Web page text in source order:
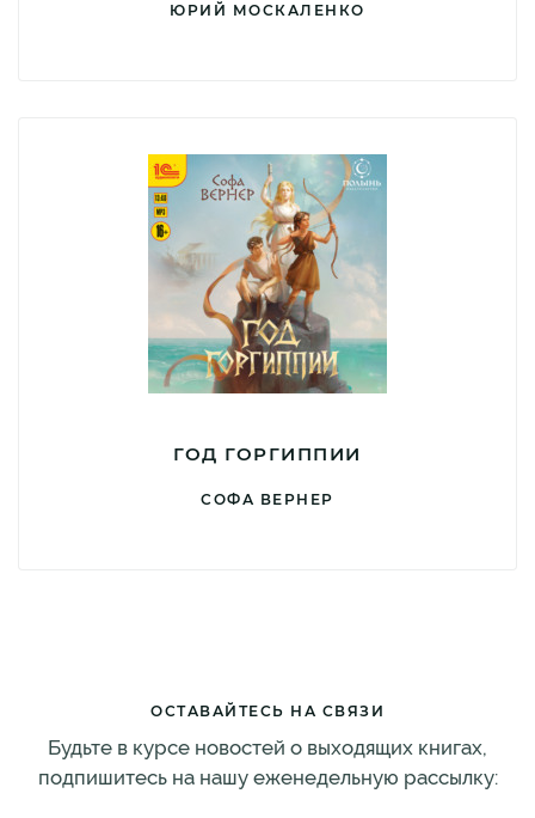
ЮРИЙ МОСКАЛЕНКО
ГОД ГОРГИППИИ
СОФА ВЕРНЕР
ОСТАВАЙТЕСЬ НА СВЯЗИ
Будьте в курсе новостей о выходящих книгах,
подпишитесь на нашу еженедельную рассылку: